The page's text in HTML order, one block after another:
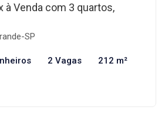
à Venda com 3 quartos,
SP
2 Vagas 212 m²